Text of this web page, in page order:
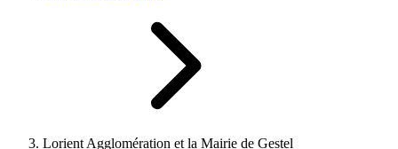
Lorient Agglomération et la Mairie de Gestel